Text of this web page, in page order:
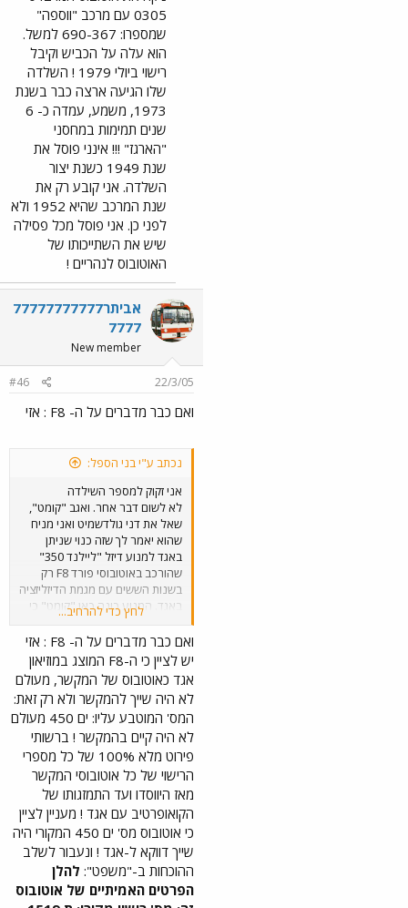
0305 עם מרכב "ווספה"
שמספרו: 690-367 למשל.
הוא עלה על הכביש וקיבל
רישוי ביולי 1979 ! השלדה
שלו הגיעה ארצה כבר בשנת
1973, משמע, עמדה כ- 6
שנים תמימות במחסני
"הארגז" !!! אינני פוסל את
שנת 1949 כשנת יצור
השלדה. אני קובע רק את
שנת המרכב שהיא 1952 ולא
לפני כן. אני פוסל מכל פסילה
שיש את השתייכותו של
האוטובוס לנהריים !
אביתר77777777777
7777
New member
22/3/05
#46
ואם כבר מדברים על ה- F8 : אזי
נכתב ע"י בני הספל:
אני זקוק למספר השילדה
לא לשום דבר אחר. ואגב "קומט",
שאל את דני גולדשמיט ואני מניח
שהוא יאמר לך שזה כנוי שניתן
באגד למנוע דיזל "ליילנד 350"
שהורכב באוטובוסי פורד F8 רק
בשנות הששים עם מגמת הדיזליזציה
באגד. המנוע כונה כאן "קומט" כי
הוא היה במקורו של משאית ליילנד
קומט משנות החמישים והששים.
האוטובוס הגיע במקורו עם מנוע
בנזין של פורד.. אז אני מחכה
למספר השילדה המסויים של
האוטובוס המסויים מנהריים.
לחץ כדי להרחיב...
ואם כבר מדברים על ה- F8 : אזי
יש לציין כי ה-F8 המוצג במוזיאון
אגד כאוטובוס של המקשר, מעולם
לא היה שייך להמקשר ולא רק זאת:
המס' המוטבע עליו: ים 450 מעולם
לא היה קיים בהמקשר ! ברשותי
פירוט מלא 100% של כל מספרי
הרישוי של כל אוטובוסי המקשר
מאז היווסדו ועד התמזגותו של
הקואופרטיב עם אגד ! מעניין לציין
כי אוטובוס מס' ים 450 המקורי היה
שייך דווקא ל-אגד ! ונעבור לשלב
ההוכחות ב-"משפט": להלן
הפרטים האמיתיים של אוטובוס